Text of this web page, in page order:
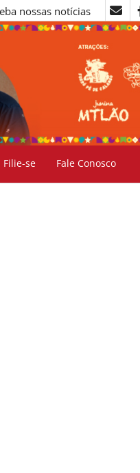
nossas notícias
Filie-se Fale Conosco